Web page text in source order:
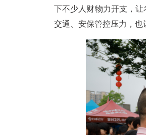
下不少人财物力开支，
交通、安保管控压力，也